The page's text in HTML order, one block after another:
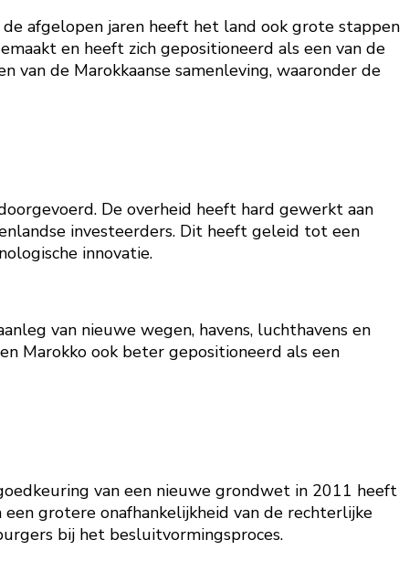
afgelopen jaren heeft het land ook grote stappen
en heeft zich gepositioneerd als een van de
van de Marokkaanse samenleving, waaronder de
De overheid heeft hard gewerkt aan
investeerders. Dit heeft geleid tot een
innovatie.
van nieuwe wegen, havens, luchthavens en
Marokko ook beter gepositioneerd als een
van een nieuwe grondwet in 2011 heeft
grotere onafhankelijkheid van de rechterlijke
bij het besluitvormingsproces.